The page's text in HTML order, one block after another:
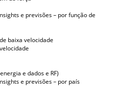
e previsões – por função de
baixa velocidade
e dados e RF)
e previsões – por país